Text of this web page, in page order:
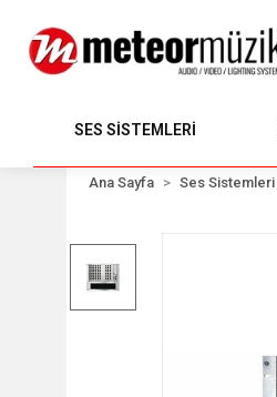
SES SİSTEMLERİ
Ana Sayfa Ses Sistemleri